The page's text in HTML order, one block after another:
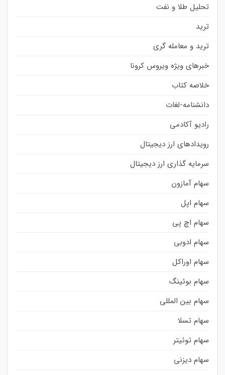
تحلیل طلا و نفت
ترید
ترید و معامله گری
خبرهای ویژه ویروس کرونا
خلاصه کتاب
دانشنامه-لغات
رادیو آکادمی
رویدادهای ارز دیجیتال
سرمایه گذاری ارز دیجیتال
سهام آمازون
سهام اپل
سهام اچ پی
سهام ادوبی
سهام اوراکل
سهام بوئینگ
سهام بین المللی
سهام تسلا
سهام توئیتر
سهام دیزنی